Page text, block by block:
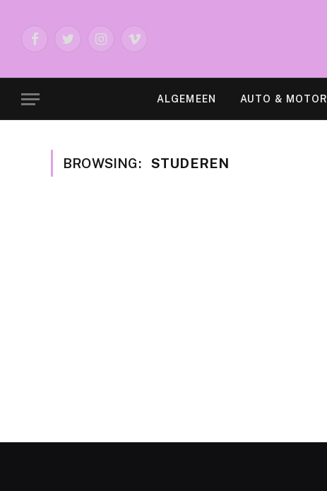
FacebookTwitterInstagramVimeo
ALGEMEEN AUTO & MOTOR
BROWSING: STUDEREN